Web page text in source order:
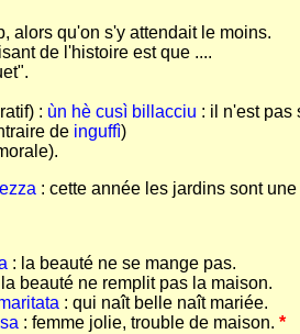
alors qu'on s'y attendait le moins.
de l'histoire est que ....
: ùn hè cusì billacciu : il n'est pas
de inguffì)
: cette année les jardins sont une
: la beauté ne se mange pas.
la beauté ne remplit pas la maison.
: qui naît belle naît mariée.
: femme jolie, trouble de maison. *